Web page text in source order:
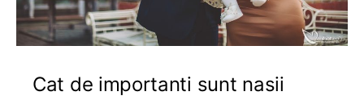
Cat de importanti sunt nasii